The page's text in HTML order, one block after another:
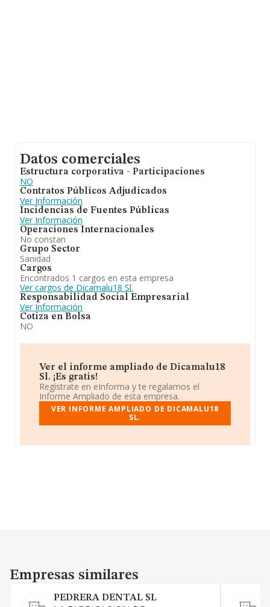
Datos comerciales
Estructura corporativa - Participaciones
NO
Contratos Públicos Adjudicados
Ver Información
Incidencias de Fuentes Públicas
Ver Información
Operaciones Internacionales
No constan
Grupo Sector
Sanidad
Cargos
Encontrados 1 cargos en esta empresa
Ver cargos de Dicamalu18 Sl.
Responsabilidad Social Empresarial
Ver Información
Cotiza en Bolsa
NO
Ver el informe ampliado de Dicamalu18
Sl. ¡Es gratis!
Regístrate en eInforma y te regalamos el
Informe Ampliado de esta empresa.
VER INFORME AMPLIADO DE DICAMALU18
SL.
Empresas similares
Empresas similares
PEDRERA DENTAL SL